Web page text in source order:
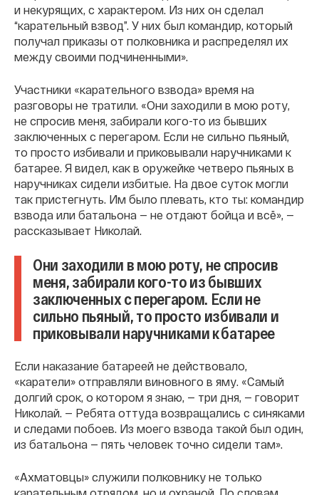
и некурящих, с характером. Из них он сделал
“карательный взвод”. У них был командир, который
получал приказы от полковника и распределял их
между своими подчиненными».
Участники «карательного взвода» время на
разговоры не тратили. «Они заходили в мою роту,
не спросив меня, забирали кого-то из бывших
заключенных с перегаром. Если не сильно пьяный,
то просто избивали и приковывали наручниками к
батарее. Я видел, как в оружейке четверо пьяных в
наручниках сидели избитые. На двое суток могли
так пристегнуть. Им было плевать, кто ты: командир
взвода или батальона — не отдают бойца и всё», —
рассказывает Николай.
Они заходили в мою роту, не спросив
меня, забирали кого-то из бывших
заключенных с перегаром. Если не
сильно пьяный, то просто избивали и
приковывали наручниками к батарее
Если наказание батареей не действовало,
«каратели» отправляли виновного в яму. «Самый
долгий срок, о котором я знаю, — три дня, — говорит
Николай. — Ребята оттуда возвращались с синяками
и следами побоев. Из моего взвода такой был один,
из батальона — пять человек точно сидели там».
«Ахматовцы» служили полковнику не только